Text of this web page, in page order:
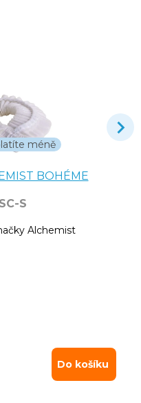
méně
BOHÉME
S
Alchemist
Do košíku